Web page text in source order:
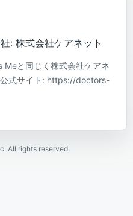
: 株式会社ケアネット
と同じく株式会社ケアネ
公式サイト: https://doctors-
All rights reserved.